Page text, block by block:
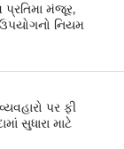
પ્રતિમા મંજૂર,
નિયમ
પર ફી
સુધારા માટે